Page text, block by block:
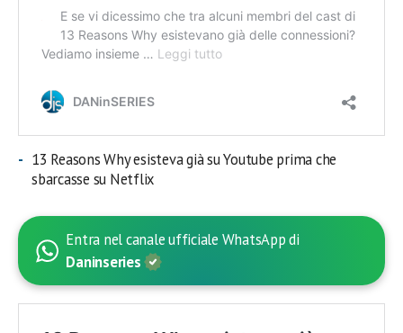
13 Reasons Why esisteva già su Youtube prima che
sbarcasse su Netflix
Entra nel canale ufficiale WhatsApp di
Daninseries